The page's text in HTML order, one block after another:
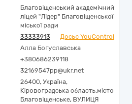
Благовіщенський академічний
ліцей "Лідер" Благовіщенської
міської ради
33333913
Досьє YouControl
Алла Богуславська
+380686239118
32169547pp@ukr.net
26400, Україна,
Кіровоградська область,місто
Благовіщенське, ВУЛИЦЯ